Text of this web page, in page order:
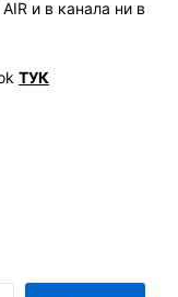
и в канала ни в
ТУК